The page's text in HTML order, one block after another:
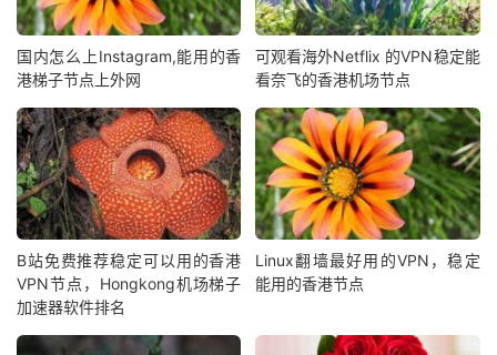
国内怎么上Instagram,能用的香
港梯子节点上外网
可观看海外Netflix 的VPN稳定能
看奈飞的香港机场节点
B站免费推荐稳定可以用的香港
VPN节点，Hongkong机场梯子
加速器软件排名
Linux翻墙最好用的VPN，稳定
能用的香港节点